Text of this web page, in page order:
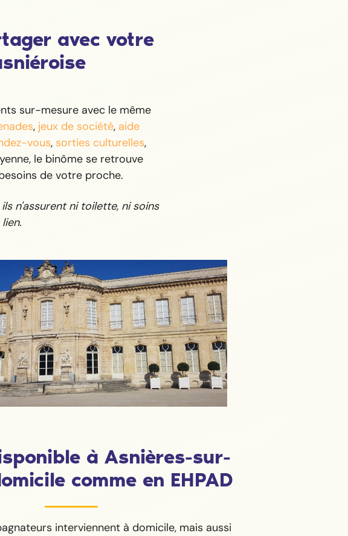
avec votre
sur-mesure avec le même
, jeux de société, aide
vous, sorties culturelles,
le binôme se retrouve
de votre proche.
n'assurent ni toilette, ni soins
à Asnières-sur-
comme en EHPAD
interviennent à domicile, mais aussi